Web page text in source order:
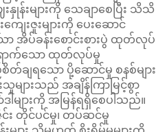
းများကို သေချာစေပြီး သိသိ
းဇူးများကို ပေးဆောင်
အိပ်ခန်းစောင်းစားပွဲ ထုတ်လုပ်
ာက်သော ထုတ်လုပ်မှု
တ်ချရသော ပို့ဆောင်မှု စနစ်များ
များသည် အချိန်ကြာမြင့်စွာ
ါများကို အမြန်ရရှိစေပါသည်။
တိုင်ပင်မှု၊ တပ်ဆင်မှု